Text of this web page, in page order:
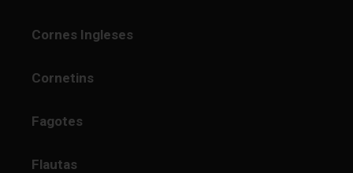
Cornes Ingleses
Cornetins
Fagotes
Flautas